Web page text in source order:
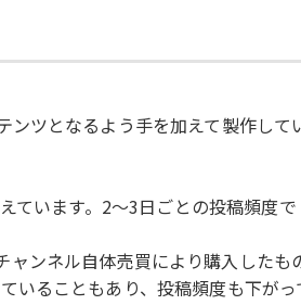
ツとなるよう手を加えて製作して
います。2～3日ごとの投稿頻度で
ンネル自体売買により購入した
いることもあり、投稿頻度も下がっ